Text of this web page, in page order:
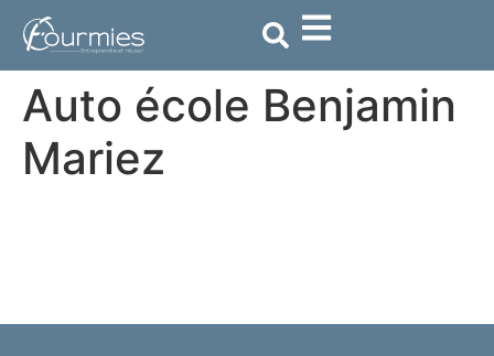
principal
Auto école Benjamin
Mariez